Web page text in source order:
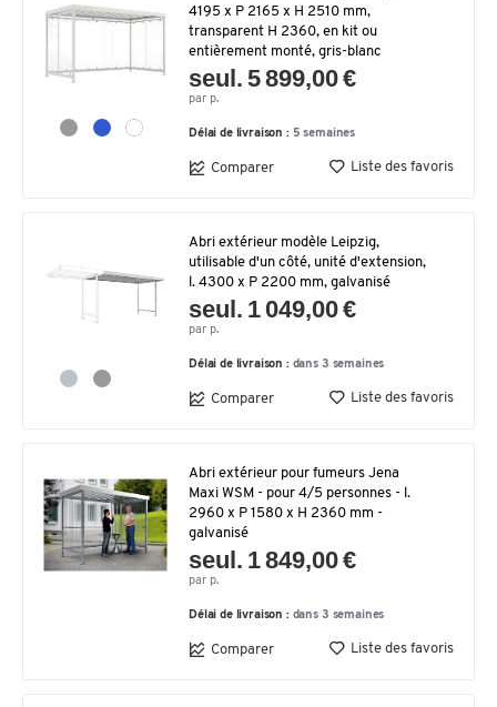
4195 x P 2165 x H 2510 mm,
transparent H 2360, en kit ou
entièrement monté, gris-blanc
seul. 5 899,00 €
par p.
Délai de livraison : 5 semaines
Comparer Liste des favoris
Abri extérieur modèle Leipzig,
utilisable d'un côté, unité d'extension,
l. 4300 x P 2200 mm, galvanisé
seul. 1 049,00 €
par p.
Délai de livraison : dans 3 semaines
Comparer Liste des favoris
Abri extérieur pour fumeurs Jena
Maxi WSM - pour 4/5 personnes - l.
2960 x P 1580 x H 2360 mm -
galvanisé
seul. 1 849,00 €
par p.
Délai de livraison : dans 3 semaines
Comparer Liste des favoris